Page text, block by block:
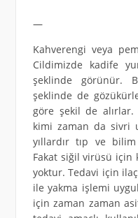
—
Kahverengi veya
Cildimizde kadife
şeklinde görünür.
şeklinde de
göre şekil de
kimi zaman da sivri
yıllardır tıp ve
Fakat siğil virüsü için
yoktur. Tedavi için
ile yakma işlemi
için zaman zaman